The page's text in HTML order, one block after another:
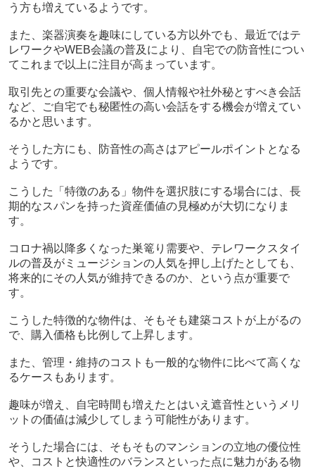
う方も増えているようです。
また、楽器演奏を趣味にしている方以外でも、最近ではテ
レワークやWEB会議の普及により、自宅での防音性につい
てこれまで以上に注目が高まっています。
取引先との重要な会議や、個人情報や社外秘とすべき会話
など、ご自宅でも秘匿性の高い会話をする機会が増えてい
るかと思います。
そうした方にも、防音性の高さはアピールポイントとなる
ようです。
こうした「特徴のある」物件を選択肢にする場合には、長
期的なスパンを持った資産価値の見極めが大切になりま
す。
コロナ禍以降多くなった巣篭り需要や、テレワークスタイ
ルの普及がミュージションの人気を押し上げたとしても、
将来的にその人気が維持できるのか、という点が重要で
す。
こうした特徴的な物件は、そもそも建築コストが上がるの
で、購入価格も比例して上昇します。
また、管理・維持のコストも一般的な物件に比べて高くな
るケースもあります。
趣味が増え、自宅時間も増えたとはいえ遮音性というメリ
ットの価値は減少してしまう可能性があります。
そうした場合には、そもそものマンションの立地の優位性
や、コストと快適性のバランスといった点に魅力がある物